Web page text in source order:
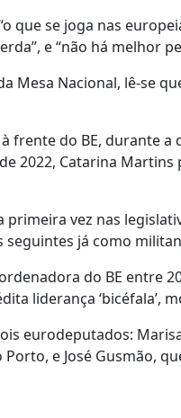
que se joga nas
e “não há melhor
Mesa Nacional, lê-se
frente do BE, durante
2022, Catarina
primeira vez nas
seguintes já como
do BE entre
liderança ‘bicéfala’,
eurodeputados:
e José Gusmão,